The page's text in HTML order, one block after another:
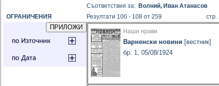
ОГРАНИЧЕНИЯ
Съответствия за: Волний, Иван Атанасов
Резултати 100 - 108 от 259
Наши нрави
Варненски новини [вестник]
бр. 1, 05/08/1924